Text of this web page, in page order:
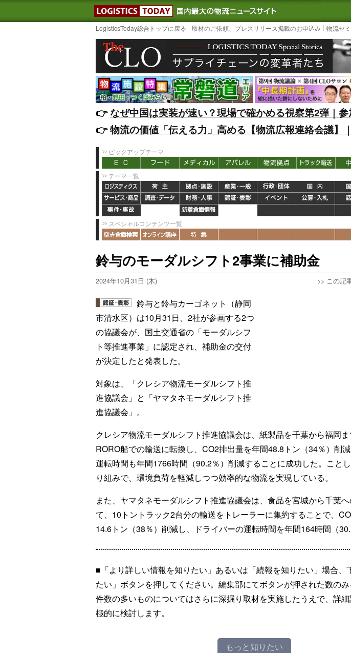
LOGISTICS TODAY｜国内最大の物流ニュースサ
3PL,
LogisticsToday総合トップに戻る 取材のご依頼、プレスリリース掲載のお申込み 物流セ
👉️なぜ中国は実装が速い？現場で確かめる視察第2弾｜
👉️物流の価値「伝える力」高める【物流広報連絡会議】
ピックアップテーマ
テーマ一覧
スペシャルコンテンツ一覧
鈴与のモーダルシフト2事業に補助金
2024年10月31日 (木) >> この記
鈴与と鈴与カーゴネット（静岡
市清水区）は10月31日、2社が参画する2つ
の協議会が、国土交通省の「モーダルシフ
ト等推進事業」に認定され、補助金の交付
が決定したと発表した。
対象は、「クレシア物流モーダルシフト推
進協議会」と「ヤマタネモーダルシフト推
進協議会」。
クレシア物流モーダルシフト推進協議会は、紙製品を千葉から福岡
RORO船での輸送に転換し、CO2排出量を年間48.8トン（34％）削
運転時間も年間1766時間（90.2％）削減することに成功した。こと
り組みで、環境負荷を軽減しつつ効率的な物流を実現している。
また、ヤマタネモーダルシフト推進協議会は、食品を宮城から千葉
て、10トントラック2台分の輸送をトレーラーに集約することで、
14.6トン（38％）削減し、ドライバーの運転時間を年間164時間（
■「より詳しい情報を知りたい」あるいは「続報を知りたい」場合、
たい」ボタンを押してください。編集部にてボタンが押された数のみ
件数の多いものについてはさらに深掘り取材を実施したうえで、詳
極的に検討します。
もっと知りたい